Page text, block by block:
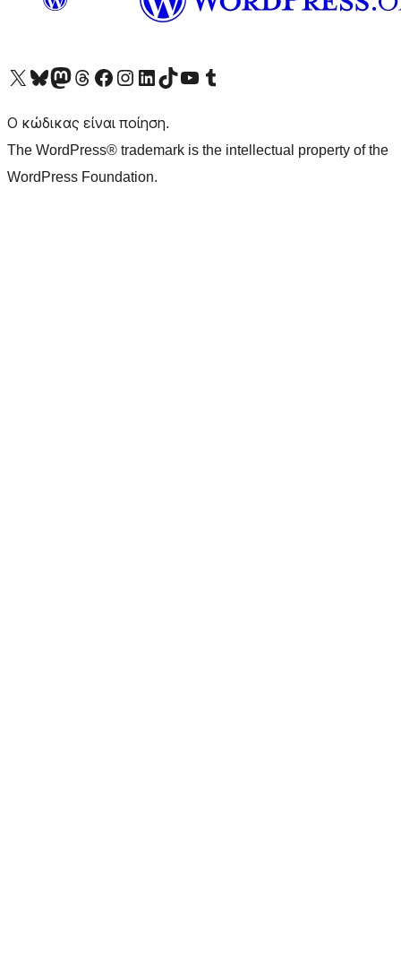
Visit our X (formerly Twitter) account
Visit our Bluesky account
Επισκεφθείτε τον λογαριασμό μας στο Mastodon
Visit our Threads account
Επισκεφτείτε τη σελίδα μας στο Facebook
Επισκεφθείτε τον λογαριασμό μας Instagram
Επισκεφθείτε τον λογαριασμό μας LinkedIn
Visit our TikTok account
Visit our YouTube channel
Visit our Tumblr account
Ο κώδικας είναι ποίηση.
The WordPress® trademark is the intellectual property of the
WordPress Foundation.